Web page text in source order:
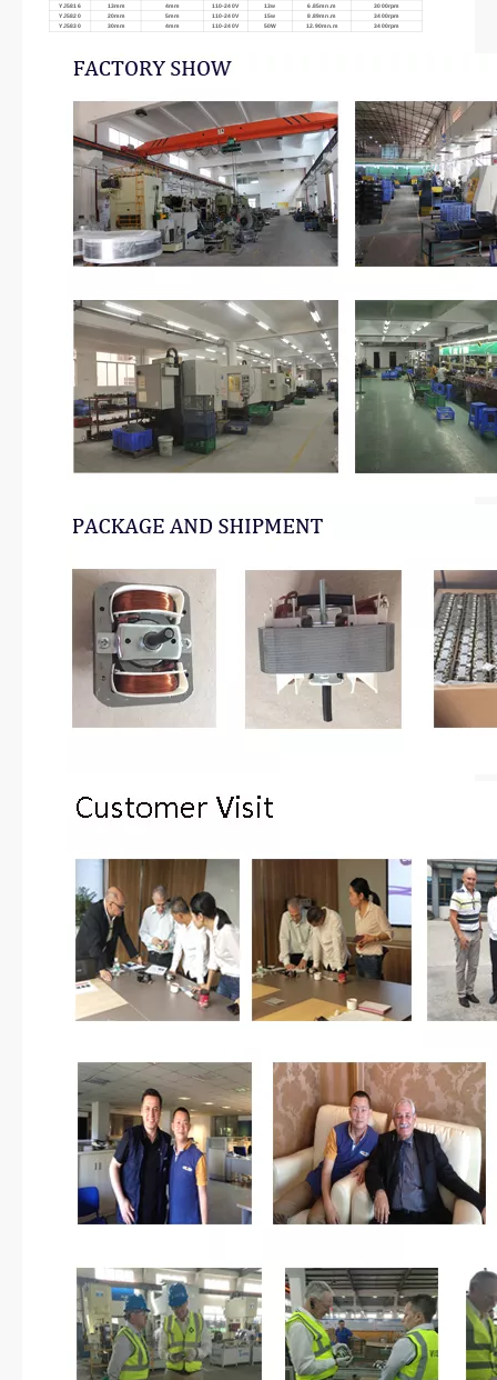
YJ5816 13mm 4mm 110-240V 13w 6.85mn.m 3000rpm
YJ5820 20mm 5mm 110-240V 15w 8.89mn.m
3400rpm
YJ5830
30mm 4mm 110-240V 50W 12.90mn.m 3400rpm